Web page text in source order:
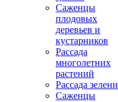
Саженцы
плодовых
деревьев и
кустарников
Рассада
многолетних
растений
Рассада зелени
Саженцы